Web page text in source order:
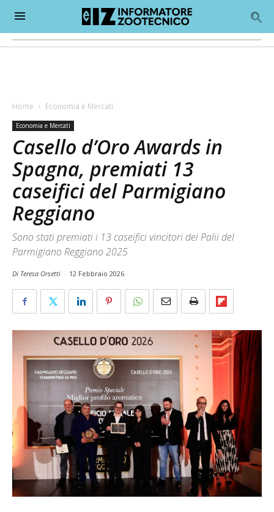
Home Economia e Mercati
Economia e Mercati
Casello d’Oro Awards in
Spagna, premiati 13
caseifici del Parmigiano
Reggiano
Sono stati premiati i 13 caseifici vincitori dei Palii del
Parmigiano Reggiano 2025
Di Teresa Orsetti - 12 Febbraio 2026